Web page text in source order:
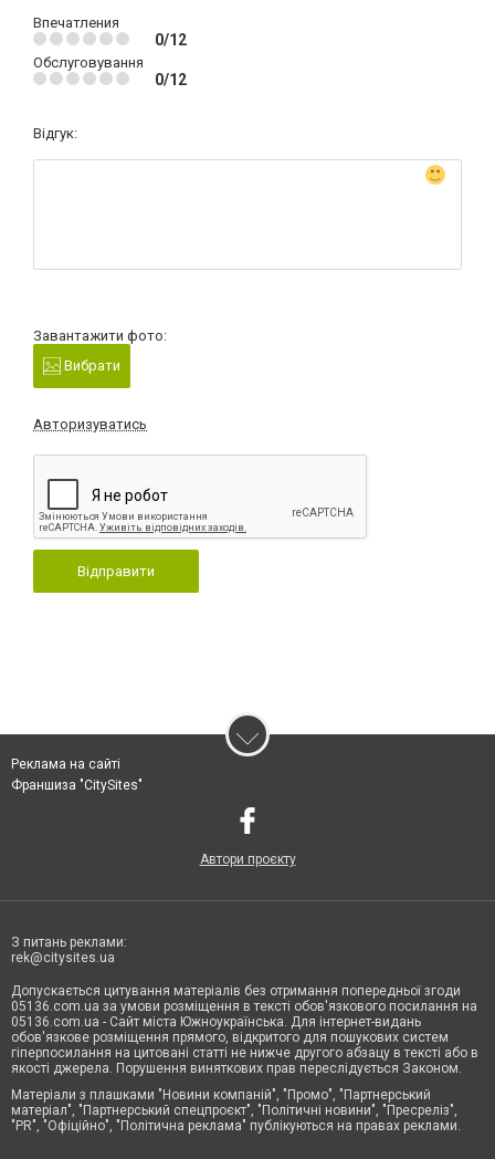
Впечатления
0/12
Обслуговування
0/12
Відгук:
Завантажити фото:
Вибрати
Авторизуватись
Відправити
Реклама на сайті
Франшиза "CitySites"
Автори проєкту
З питань реклами:
rek@citysites.ua
Допускається цитування матеріалів без отримання попередньої згоди
05136.com.ua за умови розміщення в тексті обов'язкового посилання на
05136.com.ua - Сайт міста Южноукраїнська. Для інтернет-видань
обов'язкове розміщення прямого, відкритого для пошукових систем
гіперпосилання на цитовані статті не нижче другого абзацу в тексті або в
якості джерела. Порушення виняткових прав переслідується Законом.
Матеріали з плашками "Новини компаній", "Промо", "Партнерський
матеріал", "Партнерський спецпроєкт", "Політичні новини", "Пресреліз",
"PR", "Офіційно", "Політична реклама" публікуються на правах реклами.